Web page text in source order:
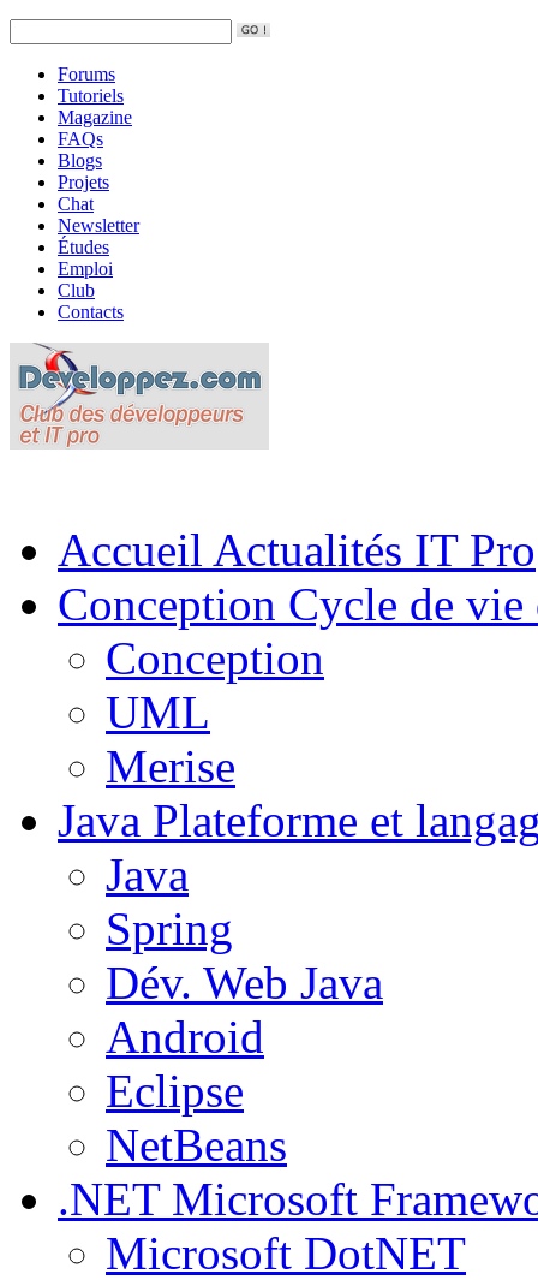
Forums
Tutoriels
Magazine
FAQs
Blogs
Projets
Chat
Newsletter
Études
Emploi
Club
Contacts
Accueil Actualités IT Pro
Conception Cycle de
Conception
UML
Merise
Java Plateforme et
Java
Spring
Dév. Web Java
Android
Eclipse
NetBeans
.NET Microsoft
Microsoft DotNET